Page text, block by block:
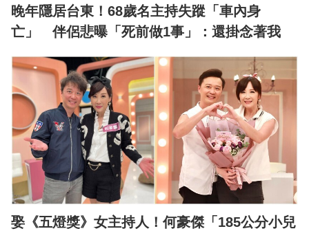
晚年隱居台東！68歲名主持失蹤「車內身
亡」 伴侶悲曝「死前做1事」：還掛念著我
娶《五燈獎》女主持人！何豪傑「185公分小兒